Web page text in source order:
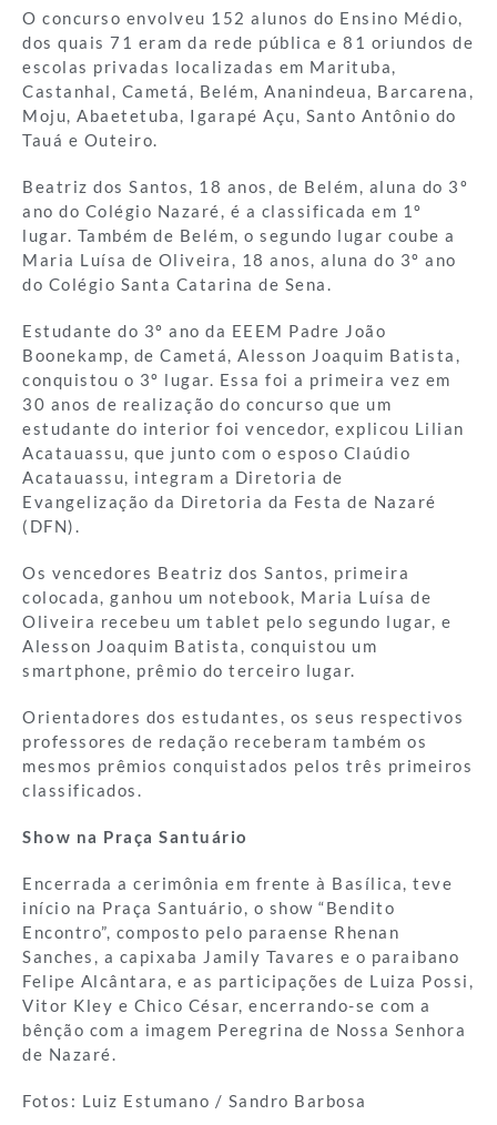
O concurso envolveu 152 alunos do Ensino Médio,
dos quais 71 eram da rede pública e 81 oriundos de
escolas privadas localizadas em Marituba,
Castanhal, Cametá, Belém, Ananindeua, Barcarena,
Moju, Abaetetuba, Igarapé Açu, Santo Antônio do
Tauá e Outeiro.
Beatriz dos Santos, 18 anos, de Belém, aluna do 3º
ano do Colégio Nazaré, é a classificada em 1º
lugar. Também de Belém, o segundo lugar coube a
Maria Luísa de Oliveira, 18 anos, aluna do 3º ano
do Colégio Santa Catarina de Sena.
Estudante do 3º ano da EEEM Padre João
Boonekamp, de Cametá, Alesson Joaquim Batista,
conquistou o 3º lugar. Essa foi a primeira vez em
30 anos de realização do concurso que um
estudante do interior foi vencedor, explicou Lilian
Acatauassu, que junto com o esposo Claúdio
Acatauassu, integram a Diretoria de
Evangelização da Diretoria da Festa de Nazaré
(DFN).
Os vencedores Beatriz dos Santos, primeira
colocada, ganhou um notebook, Maria Luísa de
Oliveira recebeu um tablet pelo segundo lugar, e
Alesson Joaquim Batista, conquistou um
smartphone, prêmio do terceiro lugar.
Orientadores dos estudantes, os seus respectivos
professores de redação receberam também os
mesmos prêmios conquistados pelos três primeiros
classificados.
Show na Praça Santuário
Encerrada a cerimônia em frente à Basílica, teve
início na Praça Santuário, o show “Bendito
Encontro”, composto pelo paraense Rhenan
Sanches, a capixaba Jamily Tavares e o paraibano
Felipe Alcântara, e as participações de Luiza Possi,
Vitor Kley e Chico César, encerrando-se com a
bênção com a imagem Peregrina de Nossa Senhora
de Nazaré.
Fotos: Luiz Estumano / Sandro Barbosa